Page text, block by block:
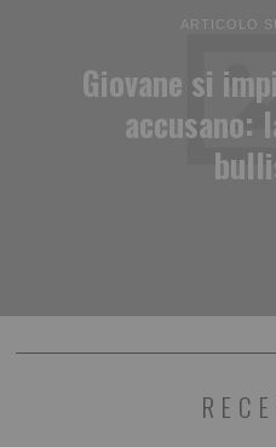
ARTICOLO
Giovane si
accusano: